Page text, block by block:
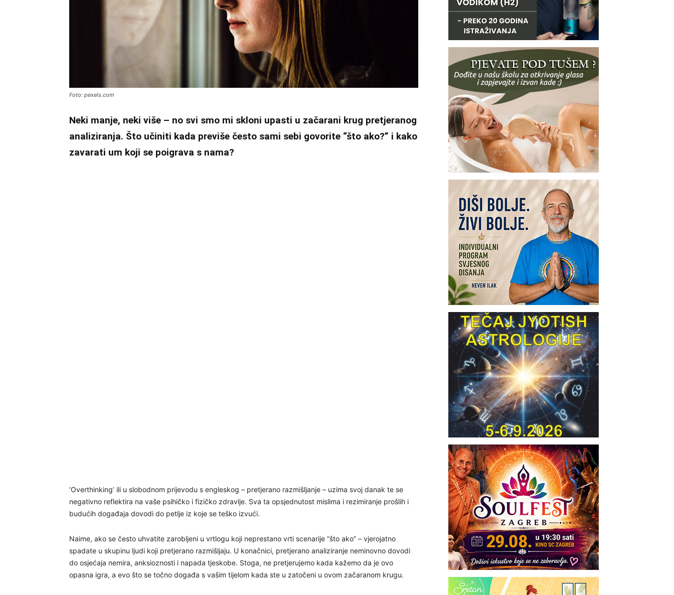
Foto: pexels.com
Neki manje, neki više – no svi smo mi skloni upasti u začarani krug pretjeranog
analiziranja. Što učiniti kada previše često sami sebi govorite “što ako?” i kako
zavarati um koji se poigrava s nama?
‘Overthinking’ ili u slobodnom prijevodu s engleskog – pretjerano razmišljanje – uzima svoj danak te se
negativno reflektira na vaše psihičko i fizičko zdravlje. Sva ta opsjednutost mislima i rezimiranje prošlih i
budućih događaja dovodi do petlje iz koje se teško izvući.
Naime, ako se često uhvatite zarobljeni u vrtlogu koji neprestano vrti scenarije “što ako” – vjerojatno
spadate u skupinu ljudi koji pretjerano razmišljaju. U konačnici, pretjerano analiziranje neminovno dovodi
do osjećaja nemira, anksioznosti i napada tjeskobe. Stoga, ne pretjerujemo kada kažemo da je ovo
opasna igra, a evo što se točno događa s vašim tijelom kada ste u zatočeni u ovom začaranom krugu.